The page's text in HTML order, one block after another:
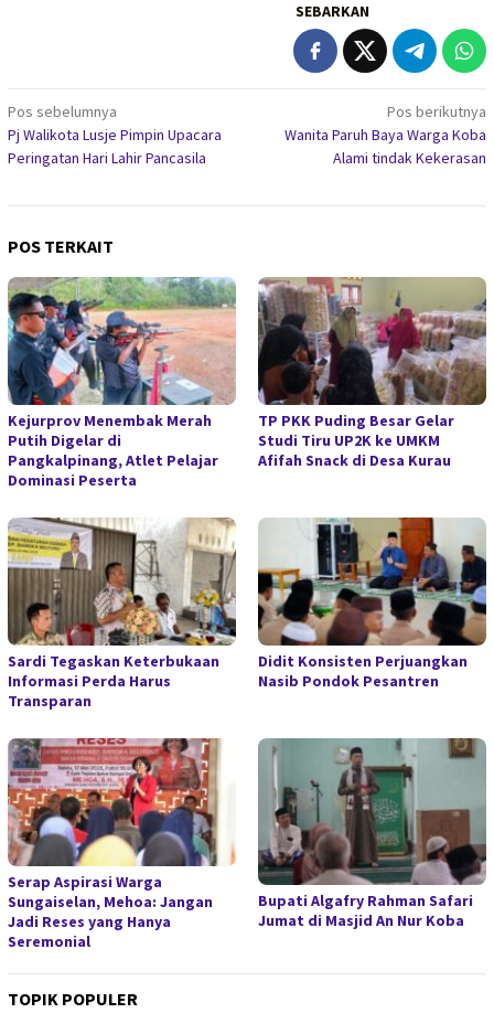
SEBARKAN
Navigasi
pos
Pos sebelumnya
Pj Walikota Lusje Pimpin Upacara
Peringatan Hari Lahir Pancasila
Pos berikutnya
Wanita Paruh Baya Warga Koba
Alami tindak Kekerasan
POS TERKAIT
Kejurprov Menembak Merah
Putih Digelar di
Pangkalpinang, Atlet Pelajar
Dominasi Peserta
TP PKK Puding Besar Gelar
Studi Tiru UP2K ke UMKM
Afifah Snack di Desa Kurau
Sardi Tegaskan Keterbukaan
Informasi Perda Harus
Transparan
Didit Konsisten Perjuangkan
Nasib Pondok Pesantren
Serap Aspirasi Warga
Sungaiselan, Mehoa: Jangan
Jadi Reses yang Hanya
Seremonial
Bupati Algafry Rahman Safari
Jumat di Masjid An Nur Koba
TOPIK POPULER